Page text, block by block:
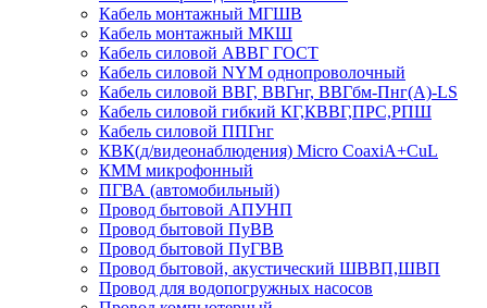
Кабель монтажный МГШВ
Кабель монтажный МКШ
Кабель силовой АВВГ ГОСТ
Кабель силовой NYM однопроволочный
Кабель силовой ВВГ, ВВГнг, ВВГбм-Пнг(А)-LS
Кабель силовой гибкий КГ,КВВГ,ПРС,РПШ
Кабель силовой ППГнг
КВК(д/видеонаблюдения) Micro CoaxiA+CuL
КММ микрофонный
ПГВА (автомобильный)
Провод бытовой АПУНП
Провод бытовой ПуВВ
Провод бытовой ПуГВВ
Провод бытовой, акустический ШВВП,ШВП
Провод для водопогружных насосов